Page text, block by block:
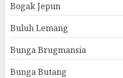
Bogak Jepun
Buluh Lemang
Bunga Brugmansia
Bunga Butang